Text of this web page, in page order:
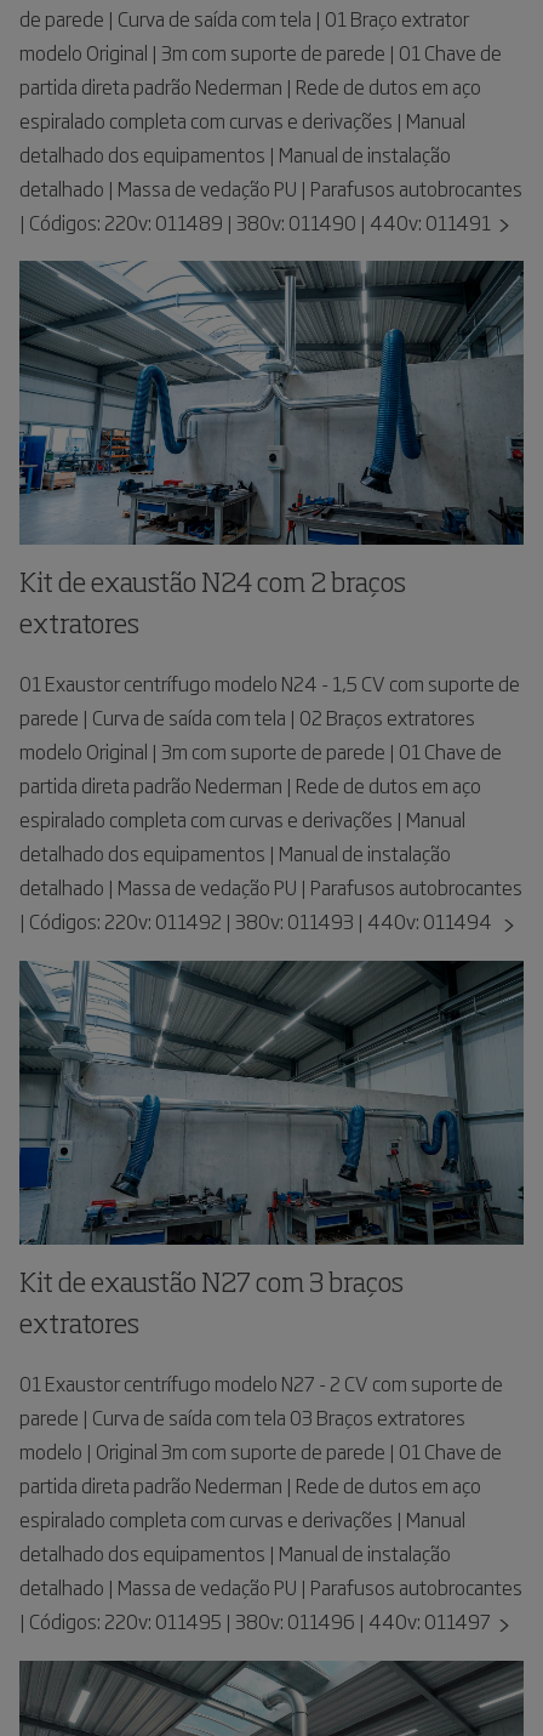
de parede | Curva de saída com tela | 01 Braço extrator
modelo Original | 3m com suporte de parede | 01 Chave de
partida direta padrão Nederman | Rede de dutos em aço
espiralado completa com curvas e derivações | Manual
detalhado dos equipamentos | Manual de instalação
detalhado | Massa de vedação PU | Parafusos autobrocantes
| Códigos: 220v: 011489 | 380v: 011490 | 440v: 011491
Kit de exaustão N24 com 2 braços
extratores
01 Exaustor centrífugo modelo N24 - 1,5 CV com suporte de
parede | Curva de saída com tela | 02 Braços extratores
modelo Original | 3m com suporte de parede | 01 Chave de
partida direta padrão Nederman | Rede de dutos em aço
espiralado completa com curvas e derivações | Manual
detalhado dos equipamentos | Manual de instalação
detalhado | Massa de vedação PU | Parafusos autobrocantes
| Códigos: 220v: 011492 | 380v: 011493 | 440v: 011494
Kit de exaustão N27 com 3 braços
extratores
01 Exaustor centrífugo modelo N27 - 2 CV com suporte de
parede | Curva de saída com tela 03 Braços extratores
modelo | Original 3m com suporte de parede | 01 Chave de
partida direta padrão Nederman | Rede de dutos em aço
espiralado completa com curvas e derivações | Manual
detalhado dos equipamentos | Manual de instalação
detalhado | Massa de vedação PU | Parafusos autobrocantes
| Códigos: 220v: 011495 | 380v: 011496 | 440v: 011497